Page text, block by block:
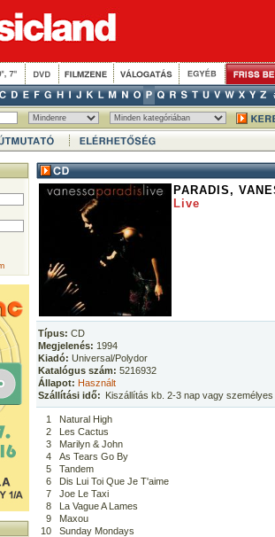
PARADIS,
Live
Típus: CD
Megjelenés: 1994
Kiadó: Universal/Polydor
Katalógus szám: 5216932
Állapot: Használt
Szállítási idő: Kiszállítás kb. 2-3 nap vagy
1
Natural High
2
Les Cactus
3
Marilyn & John
4
As Tears Go By
5
Tandem
6
Dis Lui Toi Que Je T'aime
7
Joe Le Taxi
8
La Vague A Lames
9
Maxou
10
Sunday Mondays